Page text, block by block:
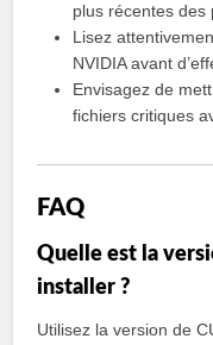
plus récentes des
Lisez
NVIDIA avant
Envisagez de
fichiers critiques
FAQ
Quelle est la
installer ?
Utilisez la version de